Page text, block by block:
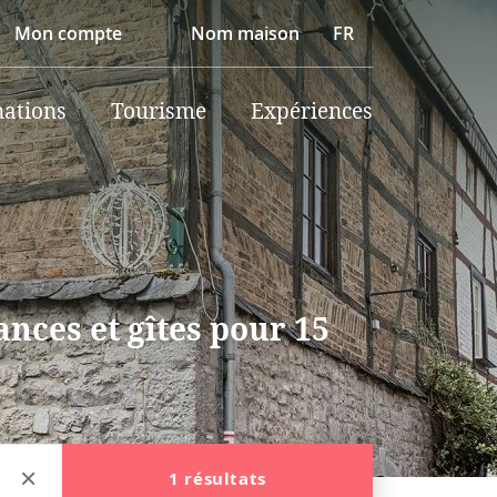
Mon compte Nom maison FR
Tourisme Expériences
et gîtes pour 15
1 résultats